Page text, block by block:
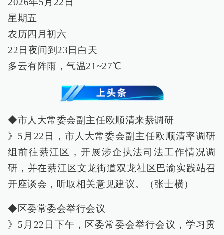
星期五
农历四月初六
22日夜间到23日白天
多云有阵雨，气温21~27℃
◆市人大常委会副主任欧顺清来綦调研
》5月22日，市人大常委会副主任欧顺清率调研
组前往綦江区，开展涉企执法司法工作情况调
研，并在綦江区文龙街道双龙社区巴渝实践站召
开座谈会，听取相关意见建议。（张士横）
◆区委常委会举行会议
》5月22日下午，区委常委会举行会议，学习贯